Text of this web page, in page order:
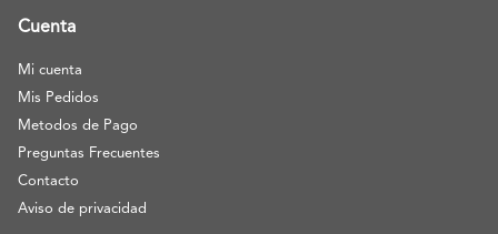
Cuenta
Mi cuenta
Mis Pedidos
Metodos de Pago
Preguntas Frecuentes
Contacto
Aviso de privacidad